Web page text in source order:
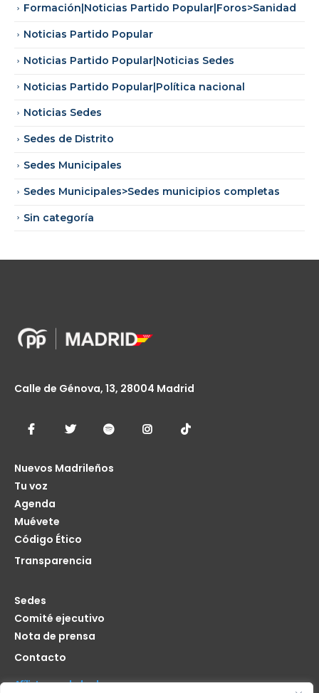
Formación|Noticias Partido Popular|Foros>Sanidad
Noticias Partido Popular
Noticias Partido Popular|Noticias Sedes
Noticias Partido Popular|Política nacional
Noticias Sedes
Sedes de Distrito
Sedes Municipales
Sedes Municipales>Sedes municipios completas
Sin categoría
Calle de Génova, 13, 28004 Madrid
Nuevos Madrileños
Tu voz
Agenda
Muévete
Código Ético
Transparencia
Sedes
Comité ejecutivo
Nota de prensa
Contacto
Afíliate seas de donde seas